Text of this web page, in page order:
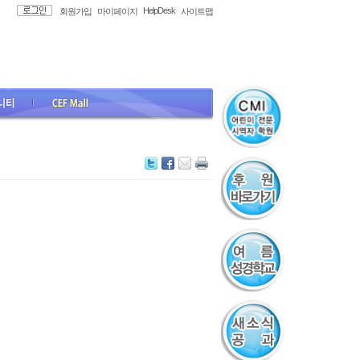
회원가입 마이페이지 HelpDesk 사이트맵